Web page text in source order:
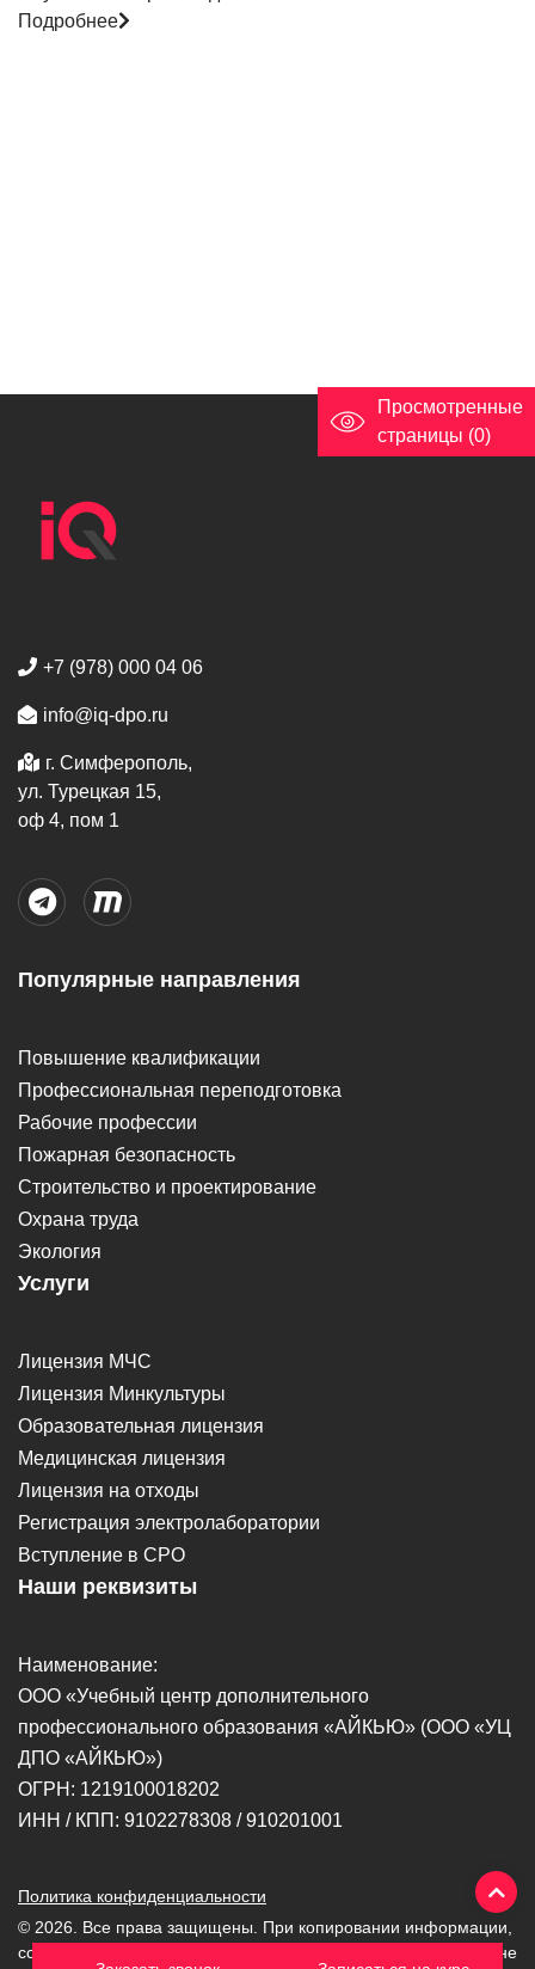
Подробнее
+7 (978) 000 04 06
info@iq-dpo.ru
г. Симферополь,
ул. Турецкая 15,
оф 4, пом 1
Популярные направления
Повышение квалификации
Профессиональная переподготовка
Рабочие профессии
Пожарная безопасность
Строительство и проектирование
Охрана труда
Экология
Услуги
Лицензия МЧС
Лицензия Минкультуры
Образовательная лицензия
Медицинская лицензия
Лицензия на отходы
Регистрация электролаборатории
Вступление в СРО
Наши реквизиты
Наименование:
ООО «Учебный центр дополнительного
профессионального образования «АЙКЬЮ» (ООО «УЦ
ДПО «АЙКЬЮ»)
ОГРН: 1219100018202
ИНН / КПП: 9102278308 / 910201001
Политика конфиденциальности
© 2026. Bce права защищены. При копировании информации,
ссылка на источник обязательна. Вся информация на сайте не
Просмотренные
страницы (0)